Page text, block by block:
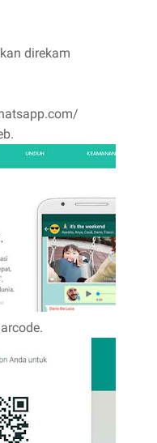
direkam